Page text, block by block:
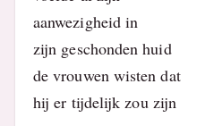
aanwezigheid in
zijn geschonden huid
de vrouwen wisten dat
hij er tijdelijk zou zijn